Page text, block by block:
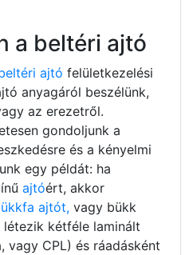
a beltéri ajtó
ajtó felületkezelési
anyagáról beszélünk,
az erezetről.
gondoljunk a
és a kényelmi
egy példát: ha
ajtóért, akkor
ajtót, vagy bükk
kétféle laminált
CPL) és ráadásként